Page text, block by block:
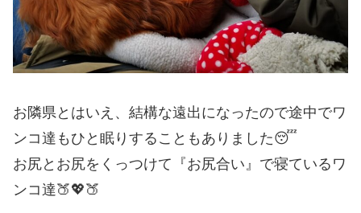
お隣県とはいえ、結構な遠出になったので途中でワ
ンコ達もひと眠りすることもありました😴
お尻とお尻をくっつけて『お尻合い』で寝ているワ
ンコ達🍑💖🍑